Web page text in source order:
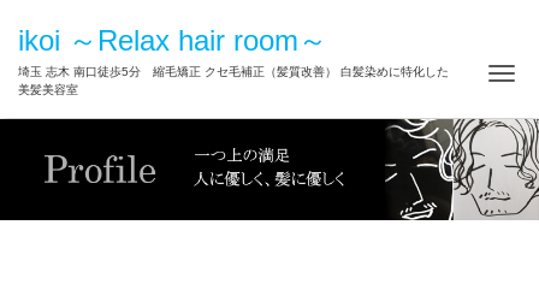
ikoi ～Relax hair room～
埼玉 志木 南口徒歩5分 縮毛矯正 クセ毛補正（髪質改善） 白髪染めに特化した
美髪美容室
ナ